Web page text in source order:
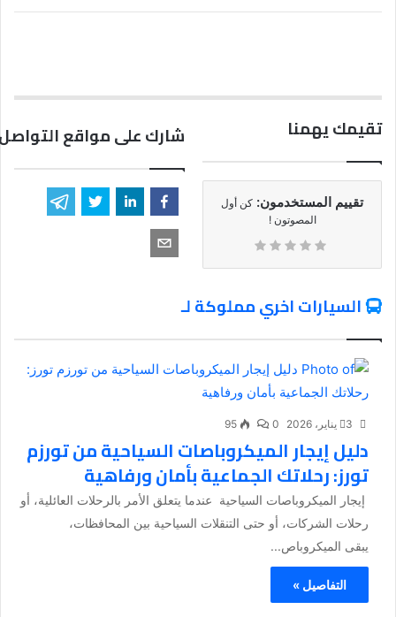
تقيمك يهمنا
تقييم المستخدمون: كن أول
المصوتون !
شارك على مواقع
السيارات اخري مملوكة لـ
3 يناير، 2026 0
95
دليل إيجار الميكروباصات السياحية من تورزم
تورز: رحلاتك الجماعية بأمان ورفاهية
إيجار الميكروباصات السياحية عندما يتعلق الأمر بالرحلات العائلية، أو
رحلات الشركات، أو حتى التنقلات السياحية بين المحافظات،
يبقى الميكروباص...
التفاصيل »